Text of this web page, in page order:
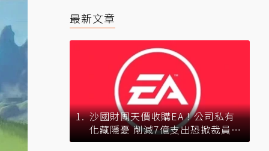
最新文章
沙國財團天價收購EA！公司私有
化藏隱憂 削減7億支出恐掀裁員風
暴？